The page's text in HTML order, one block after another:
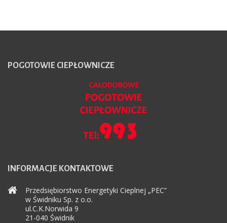
POGOTOWIE CIEPŁOWNICZE
INFORMACJE KONTAKTOWE
Przedsiębiorstwo Energetyki Cieplnej „PEC”
w Świdniku Sp. z o.o.
ul.C.K.Norwida 9
21-040 Świdnik